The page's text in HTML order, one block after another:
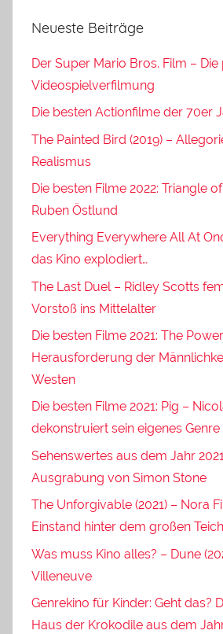
Neueste Beiträge
Der Super Mario Bros. Film –
Videospielverfilmung
Die besten Actionfilme der 70er
The Painted Bird (2019) –
Realismus
Die besten Filme 2022: Triangle
Ruben Östlund
Everything Everywhere All At
das Kino explodiert…
The Last Duel – Ridley Scotts
Vorstoß ins Mittelalter
Die besten Filme 2021: The
Herausforderung der
Westen
Die besten Filme 2021: Pig –
dekonstruiert sein eigenes Genre
Sehenswertes aus dem Jahr
Ausgrabung von Simon Stone
The Unforgivable (2021) – Nora
Einstand hinter dem großen Teich
Was muss Kino alles? – Dune
Villeneuve
Genrekino für Kinder: Geht das?
Haus der Krokodile aus dem